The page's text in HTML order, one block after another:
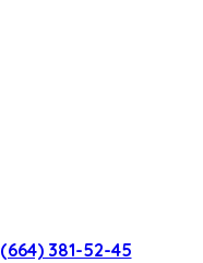
(664) 381-52-45